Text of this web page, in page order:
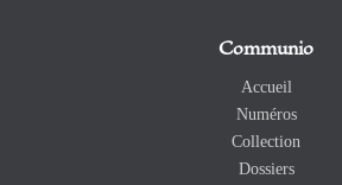
Communio
Accueil
Numéros
Collection
Dossiers